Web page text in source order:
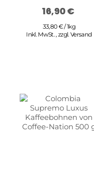
16,90 €
33,80 € / 1kg
Inkl. MwSt.,zzgl.Versand